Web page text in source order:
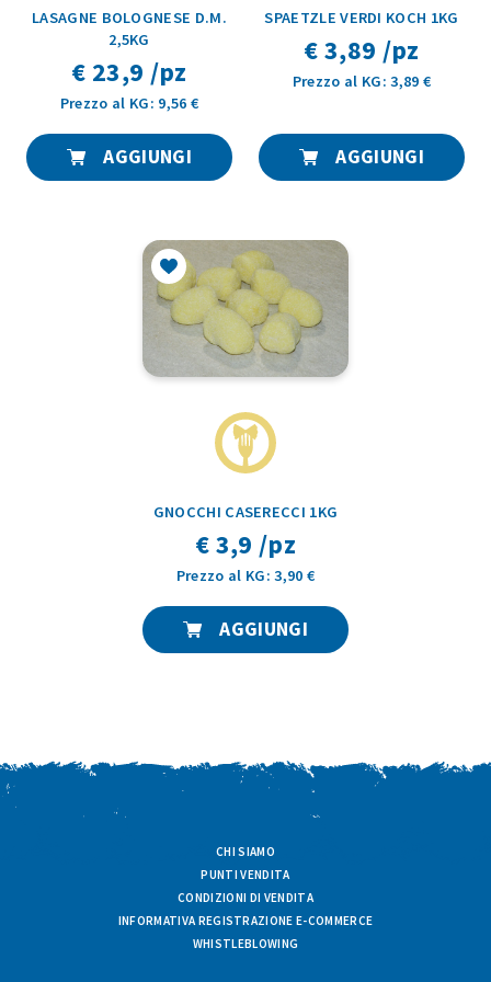
LASAGNE BOLOGNESE D.M.
2,5KG
€ 23,9 /pz
Prezzo al KG: 9,56 €
AGGIUNGI
SPAETZLE VERDI KOCH 1KG
€ 3,89 /pz
Prezzo al KG: 3,89 €
AGGIUNGI
GNOCCHI CASERECCI 1KG
€ 3,9 /pz
Prezzo al KG: 3,90 €
AGGIUNGI
CHI SIAMO
PUNTI VENDITA
CONDIZIONI DI VENDITA
INFORMATIVA REGISTRAZIONE E-COMMERCE
WHISTLEBLOWING